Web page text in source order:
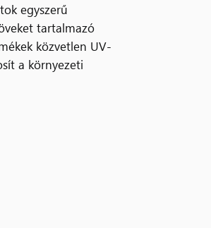
egyszerű
tartalmazó
közvetlen UV-
a környezeti